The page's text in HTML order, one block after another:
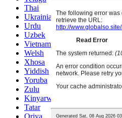
Thai
Ukrainian
Urdu
Uzbek
Vietnamese
Welsh
Xhosa
Yiddish
Yoruba
Zulu
Kinyarwanda
Tatar